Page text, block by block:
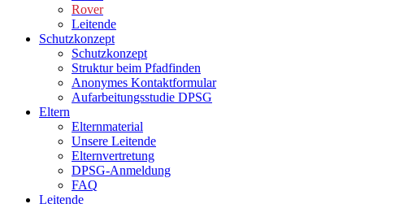
Rover
Leitende
Schutzkonzept
Schutzkonzept
Struktur beim Pfadfinden
Anonymes Kontaktformular
Aufarbeitungsstudie DPSG
Eltern
Elternmaterial
Unsere Leitende
Elternvertretung
DPSG-Anmeldung
FAQ
Leitende